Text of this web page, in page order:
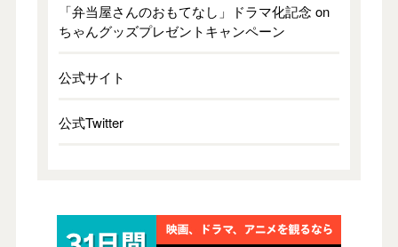
「弁当屋さんのおもてなし」ドラマ化記念 on
ちゃんグッズプレゼントキャンペーン
公式サイト
公式Twitter